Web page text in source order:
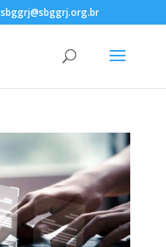
sbggrj@sbggrj.org.br